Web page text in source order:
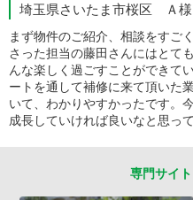
埼玉県さいたま市桜区 Ａ様
まず物件のご紹介、相談をすご
さった担当の藤田さんにはとて
んな楽しく過ごすことができて
ートを通して補修に来て頂いた
いて、わかりやすかったです。
成長していければ良いなと思っ
専門サイ